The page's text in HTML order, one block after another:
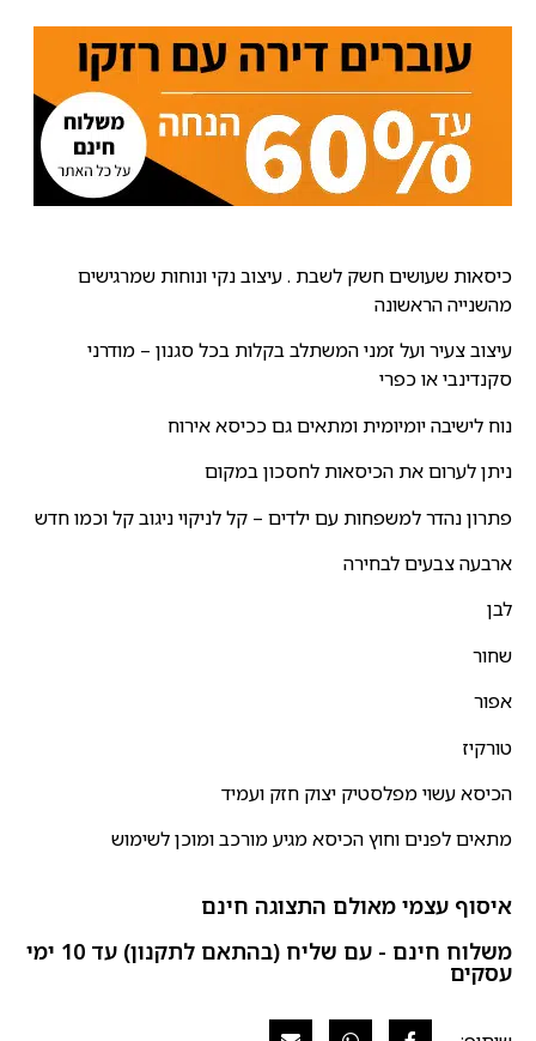
כיסאות שעושים חשק לשבת . עיצוב נקי ונוחות שמרגישים
מהשנייה הראשונה
עיצוב צעיר ועל זמני המשתלב בקלות בכל סגנון – מודרני
סקנדינבי או כפרי
נוח לישיבה יומיומית ומתאים גם ככיסא אירוח
ניתן לערום את הכיסאות לחסכון במקום
פתרון נהדר למשפחות עם ילדים – קל לניקוי ניגוב קל וכמו חדש
ארבעה צבעים לבחירה
לבן
שחור
אפור
טורקיז
הכיסא עשוי מפלסטיק יצוק חזק ועמיד
מתאים לפנים וחוץ הכיסא מגיע מורכב ומוכן לשימוש
איסוף עצמי מאולם התצוגה חינם
משלוח חינם - עם שליח (בהתאם לתקנון) עד 10 ימי
עסקים